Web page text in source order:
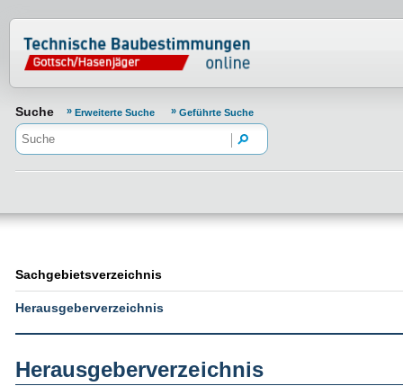
Normenportal Barrierefreiheit
Suche Erweiterte Suche Geführte Suche
Sachgebietsverzeichnis
Herausgeberverzeichnis
Herausgeberverzeichnis